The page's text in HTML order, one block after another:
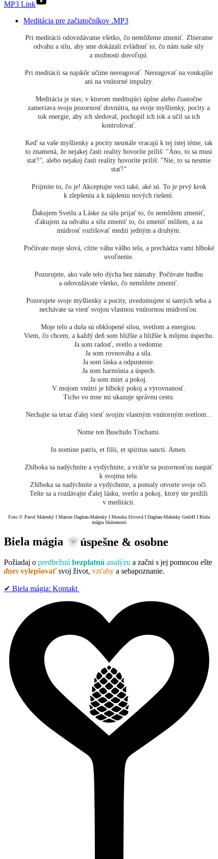
MP3 Link
Meditácia pre začiatočníkov .MP3
Pri meditácii odovzdávame všetko, čo nemôžeme zmeniť. Zbierame
odvahu a silu, aby sme dokázali zvládnuť to, čo nám naše sily
a možnosti dovoľujú.
Pri meditácii sa najskôr učíme nereagovať. Nereagovať na vonkajšie
ani na vnútorné impulzy.
Meditácia je stav, v ktorom meditujúci úplne alebo čiastočne
zameriava svoju pozornosť dovnútra, na svoje myšlienky, pocity a
tok energie, aby ich sledoval, pochopil ich tok a učil sa ich
kontrolovať.
Keď sa vaše myšlienky a pocity neustále vracajú k tej istej téme, tak
to znamená, že nejakej časti reality hovoríte príliš: "Áno, to sa musí
stať!", alebo nejakej časti reality hovoríte príliš: "Nie, to sa nesmie
stať!”
Prijmite to, čo je! Akceptujte veci také, aké sú. To je prvý krok
k zlepšeniu a k nájdeniu nových riešení.
Ďakujem Svetlu a Láske za silu prijať to, čo nemôžem zmeniť,
ďakujem za odvahu a silu zmeniť to, čo zmeniť môžem, a za
múdrosť rozlišovať medzi jedným a druhým.
Počúvate moje slová, cítite váhu vášho tela, a prechádza vami hlboké
uvoľnenie.
Pozorujete, ako vaše telo dýcha bez námahy. Počúvate hudbu
a odovzdávate všetko, čo nemôžete zmeniť.
Pozorujete svoje myšlienky a pocity, uvedomujete si samých seba a
nechávate sa viesť svojou vlastnou vnútornou múdrosťou.
Moje telo a duša sú obklopené silou, svetlom a energiou.
Viem, čo chcem, a každý deň som bližšie a bližšie k môjmu úspechu.
Ja som radosť, svetlo a vedomie.
Ja som rovnováha a sila.
Ja som láska a odpustenie.
Ja som harmónia a úspech.
Ja som mier a pokoj.
V mojom vnútri je hlboký pokoj a vyrovnanosť.
Ticho vo mne mi ukazuje správnu cestu.
Nechajte sa teraz ďalej viesť svojím vlastným vnútorným svetlom...
Nome ten Buschido Tischami.
In nomine patris, et filii, et spiritus sancti. Amen.
Zhlboka sa nadýchnite a vydýchnite, a vráťte sa pozornosťou naspäť
k svojmu telu.
Zhlboka sa nadýchnite a vydýchnite, a pomaly otvorte svoje oči.
Tešte sa a rozdávajte ďalej lásku, svetlo a pokoj, ktorý ste prežili
v meditácii.
Foto © Pavol Malenký I Marion Daghan-Malenky I Monika Slivová I Daghan-Malenky GmbH I Biela
mágia Skúsenosti
Biela mágia úspešne & osobne
Požiadaj o predbežnú bezplatnú analýzu a začni s jej pomocou ešte
dnes vylepšovaťsvoj život, vzťahy a sebapoznanie.
✔︎ Biela mágia: Kontakt